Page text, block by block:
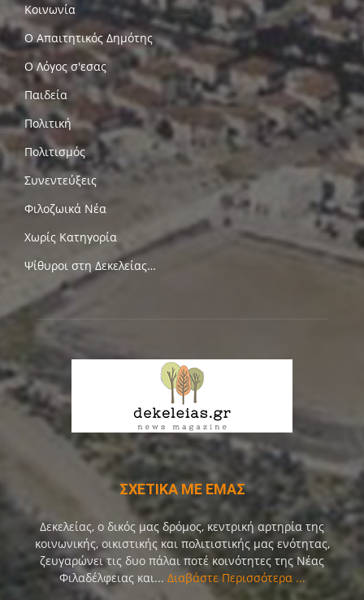
Κοινωνία
Ο Απαιτητικός Δημότης
Ο Λόγος σ'εσας
Παιδεία
Πολιτική
Πολιτισμός
Συνεντεύξεις
Φιλοζωικά Νέα
Χωρίς Κατηγορία
Ψίθυροι στη Δεκελείας…
ΣΧΕΤΙΚΑ ΜΕ ΕΜΑΣ
Δεκελείας, ο δικός μας δρόμος, κεντρική αρτηρία της
κοινωνικής, οικιστικής και πολιτιστικής μας ενότητας,
ζευγαρώνει τις δυο πάλαι ποτέ κοινότητες της Νέας
Φιλαδέλφειας και... Διαβάστε Περισσότερα ...